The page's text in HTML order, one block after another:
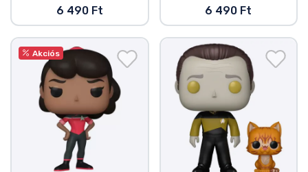
6 490 Ft 6 490 Ft
Akciós